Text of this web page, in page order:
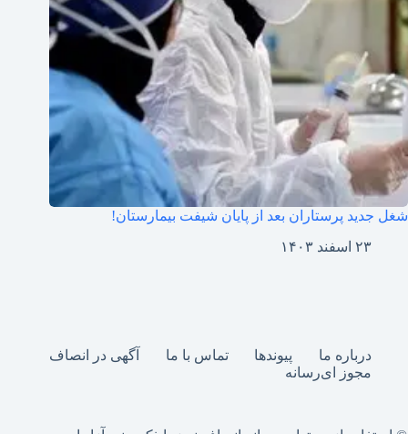
شغل جدید پرستاران بعد از پایان شیفت بیمارستان!
۲۳ اسفند ۱۴۰۳
درباره ما پیوندها تماس با ما
آگهی در انصاف
مجوز ای‌رسانه